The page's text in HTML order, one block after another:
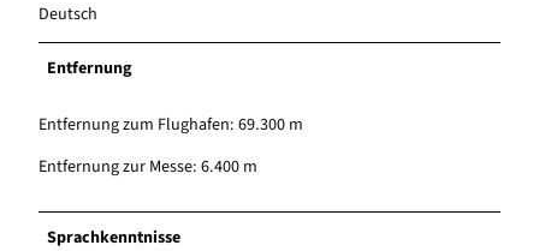
Deutsch
Entfernung
Entfernung zum Flughafen: 69.300 m
Entfernung zur Messe: 6.400 m
Sprachkenntnisse